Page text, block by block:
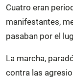
Cuatro eran
manifestantes,
pasaban por el
La marcha,
contra las